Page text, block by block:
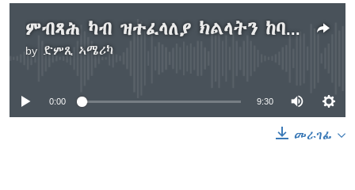
ምብጻሕ ካብ ዝተፈላለያ ክልላትን ከባቢታት ዝተወከላ ኣዴታት ኣምባሳደራት ሰላም ኣብ ከተማ መቐለን ባህርዳርን
by ድምጺ ኣሜሪካ
No media source currently available
0:00 9:30
መራገፊ